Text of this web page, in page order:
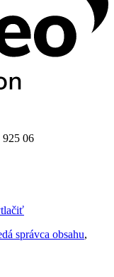
925 06
správca obsahu,